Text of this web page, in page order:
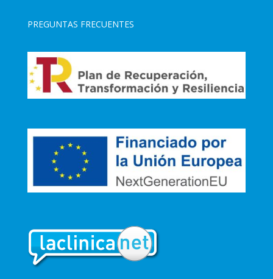
PREGUNTAS FRECUENTES